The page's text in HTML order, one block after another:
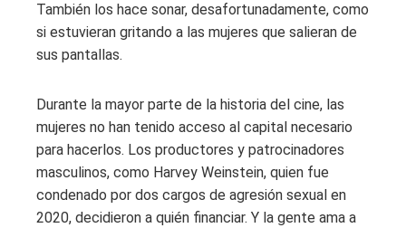
También los hace sonar, desafortunadamente, como
si estuvieran gritando a las mujeres que salieran de
sus pantallas.
Durante la mayor parte de la historia del cine, las
mujeres no han tenido acceso al capital necesario
para hacerlos. Los productores y patrocinadores
masculinos, como Harvey Weinstein, quien fue
condenado por dos cargos de agresión sexual en
2020, decidieron a quién financiar. Y la gente ama a